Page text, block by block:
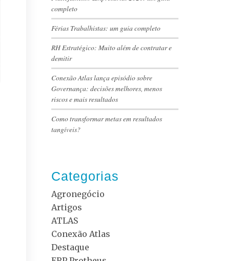
completo
Férias Trabalhistas: um guia completo
RH Estratégico: Muito além de contratar e
demitir
Conexão Atlas lança episódio sobre
Governança: decisões melhores, menos
riscos e mais resultados
Como transformar metas em resultados
tangíveis?
Categorias
Agronegócio
Artigos
ATLAS
Conexão Atlas
Destaque